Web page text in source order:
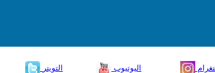
التويتر اليوتيوب